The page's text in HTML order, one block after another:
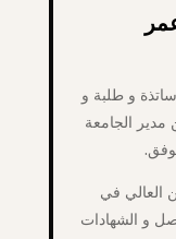
و طلبة و
الجامعة
العالي في
و الشهادات